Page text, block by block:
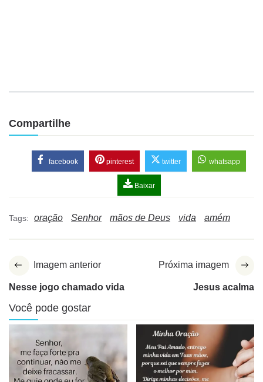
Compartilhe
facebook pinterest twitter whatsapp
Baixar
Tags: oração Senhor mãos de Deus vida amém
Imagem anterior
Nesse jogo chamado vida
Próxima imagem
Jesus acalma
Você pode gostar